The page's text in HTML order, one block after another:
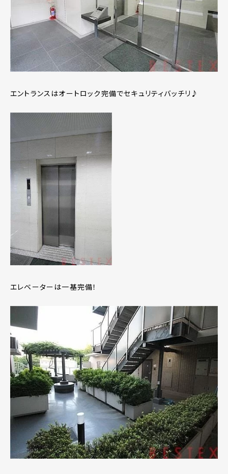
エントランスはオートロック完備でセキュリティバッチリ♪
エレベーターは一基完備！